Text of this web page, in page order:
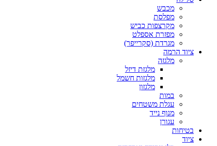
מכבש
מפלסת
מקרצפות כביש
מפזרת אספלט
מגרדת (סקרייפר)
ציוד הרמה
מלגזה
מלגזת דיזל
מלגזות חשמל
מלגזון
במות
עגלת משטחים
מנוף נייד
עגורן
בטיחות
ציוד